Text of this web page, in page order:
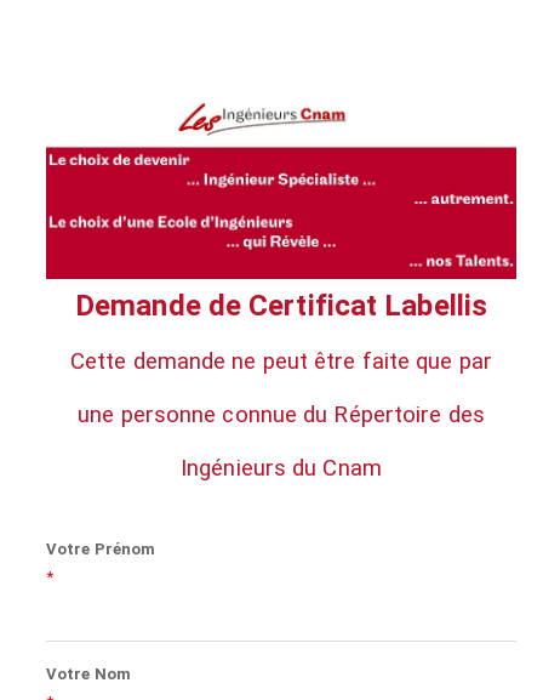
Demande de Certificat Labellis
Cette demande ne peut être faite que par
une personne connue du Répertoire des
Ingénieurs du Cnam
Votre Prénom
Votre Nom